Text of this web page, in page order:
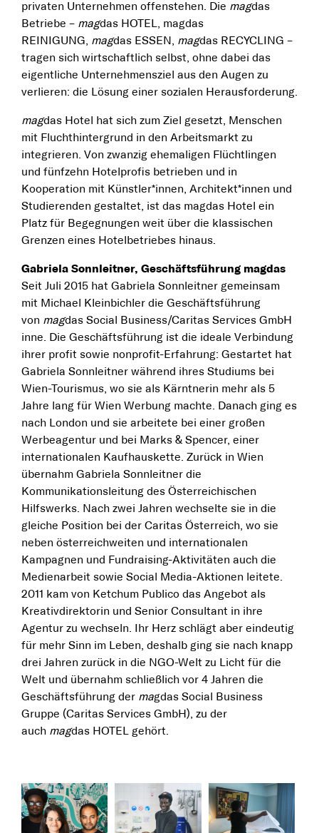
privaten Unternehmen offenstehen. Die magdas
Betriebe – magdas HOTEL, magdas
REINIGUNG, magdas ESSEN, magdas RECYCLING –
tragen sich wirtschaftlich selbst, ohne dabei das
eigentliche Unternehmensziel aus den Augen zu
verlieren: die Lösung einer sozialen Herausforderung.
magdas Hotel hat sich zum Ziel gesetzt, Menschen
mit Fluchthintergrund in den Arbeitsmarkt zu
integrieren. Von zwanzig ehemaligen Flüchtlingen
und fünfzehn Hotelprofis betrieben und in
Kooperation mit Künstler*innen, Architekt*innen und
Studierenden gestaltet, ist das magdas Hotel ein
Platz für Begegnungen weit über die klassischen
Grenzen eines Hotelbetriebes hinaus.
Gabriela Sonnleitner, Geschäftsführung magdas
Seit Juli 2015 hat Gabriela Sonnleitner gemeinsam
mit Michael Kleinbichler die Geschäftsführung
von magdas Social Business/Caritas Services GmbH
inne. Die Geschäftsführung ist die ideale Verbindung
ihrer profit sowie nonprofit-Erfahrung: Gestartet hat
Gabriela Sonnleitner während ihres Studiums bei
Wien-Tourismus, wo sie als Kärntnerin mehr als 5
Jahre lang für Wien Werbung machte. Danach ging es
nach London und sie arbeitete bei einer großen
Werbeagentur und bei Marks & Spencer, einer
internationalen Kaufhauskette. Zurück in Wien
übernahm Gabriela Sonnleitner die
Kommunikationsleitung des Österreichischen
Hilfswerks. Nach zwei Jahren wechselte sie in die
gleiche Position bei der Caritas Österreich, wo sie
neben österreichweiten und internationalen
Kampagnen und Fundraising-Aktivitäten auch die
Medienarbeit sowie Social Media-Aktionen leitete.
2011 kam von Ketchum Publico das Angebot als
Kreativdirektorin und Senior Consultant in ihre
Agentur zu wechseln. Ihr Herz schlägt aber eindeutig
für mehr Sinn im Leben, deshalb ging sie nach knapp
drei Jahren zurück in die NGO-Welt zu Licht für die
Welt und übernahm schließlich vor 4 Jahren die
Geschäftsführung der magdas Social Business
Gruppe (Caritas Services GmbH), zu der
auch magdas HOTEL gehört.